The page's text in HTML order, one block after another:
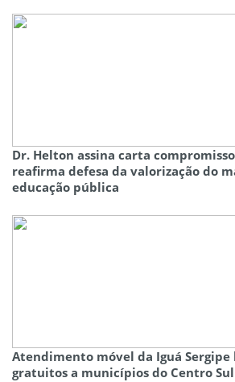
Dr. Helton assina carta
reafirma defesa da valorização do
educação pública
Atendimento móvel da Iguá Sergipe
gratuitos a municípios do Centro